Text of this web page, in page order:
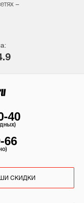
–
40
66
СКИДКИ